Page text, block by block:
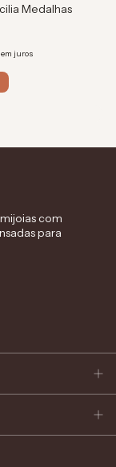
Medalhas
juros
com
para